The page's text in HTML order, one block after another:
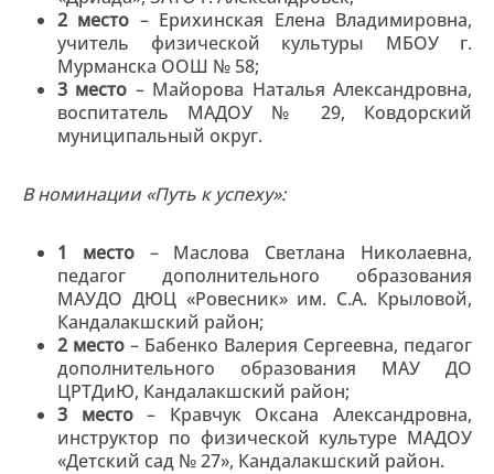
2 место – Ерихинская Елена Владимировна,
учитель физической культуры МБОУ г.
Мурманска ООШ № 58;
3 место – Майорова Наталья Александровна,
воспитатель МАДОУ № 29, Ковдорский
муниципальный округ.
В номинации «Путь к успеху»:
1 место– Маслова Светлана Николаевна,
педагог дополнительного образования
МАУДО ДЮЦ «Ровесник» им. С.А. Крыловой,
Кандалакшский район;
2 место – Бабенко Валерия Сергеевна, педагог
дополнительного образования МАУ ДО
ЦРТДиЮ, Кандалакшский район;
3 место– Кравчук Оксана Александровна,
инструктор по физической культуре МАДОУ
«Детский сад № 27», Кандалакшский район.